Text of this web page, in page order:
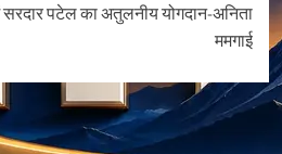
पटेल का अतुलनीय योगदान-अनिता
ममगाई